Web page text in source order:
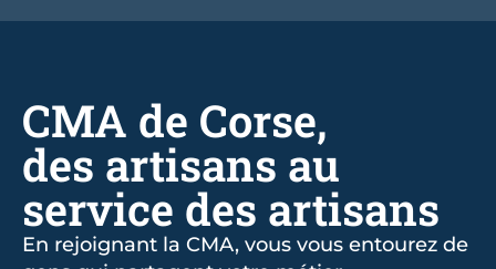
CMA de Corse,
des artisans au
service des artisans
En rejoignant la CMA, vous vous entourez de